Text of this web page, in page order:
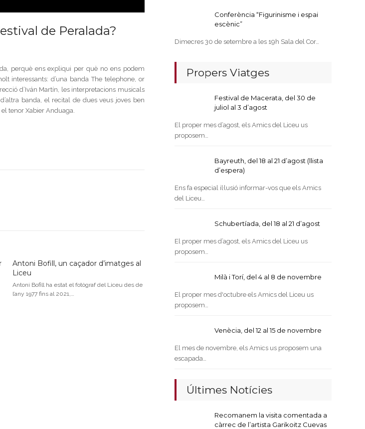
de Peralada?
perquè ens expliqui per què no ens podem
interessants: d’una banda The telephone, or
d’Iván Martín, les interpretacions musicals
banda, el recital de dues veus joves ben
tenor Xabier Anduaga.
Antoni Bofill, un caçador d’imatges al
Liceu
Antoni Bofill ha estat el fotògraf del Liceu des de
l’any 1977 fins al 2021,…
Conferència “Figurinisme i espai
escènic”
Dimecres 30 de setembre a les 19h Sala del Cor…
Propers Viatges
Festival de Macerata, del 30 de
juliol al 3 d’agost
El proper mes d’agost, els Amics del Liceu us
proposem…
Bayreuth, del 18 al 21 d’agost (llista
d’espera)
Ens fa especial il·lusió informar-vos que els Amics
del Liceu…
Schubertíada, del 18 al 21 d’agost
El proper mes d’agost, els Amics del Liceu us
proposem…
Milà i Torí, del 4 al 8 de novembre
El proper mes d'octubre els Amics del Liceu us
proposem…
Venècia, del 12 al 15 de novembre
El mes de novembre, els Amics us proposem una
escapada…
Últimes Notícies
Recomanem la visita comentada a
càrrec de l’artista Garikoitz Cuevas